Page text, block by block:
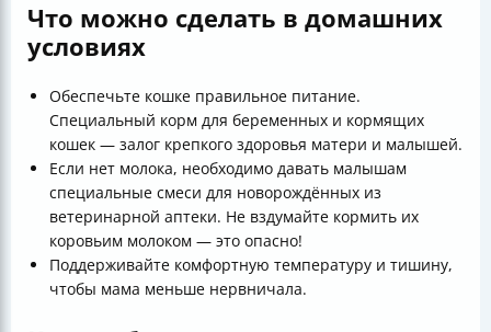
Что можно сделать в домашних
условиях
Обеспечьте кошке правильное питание.
Специальный корм для беременных и кормящих
кошек — залог крепкого здоровья матери и малышей.
Если нет молока, необходимо давать малышам
специальные смеси для новорождённых из
ветеринарной аптеки. Не вздумайте кормить их
коровьим молоком — это опасно!
Поддерживайте комфортную температуру и тишину,
чтобы мама меньше нервничала.